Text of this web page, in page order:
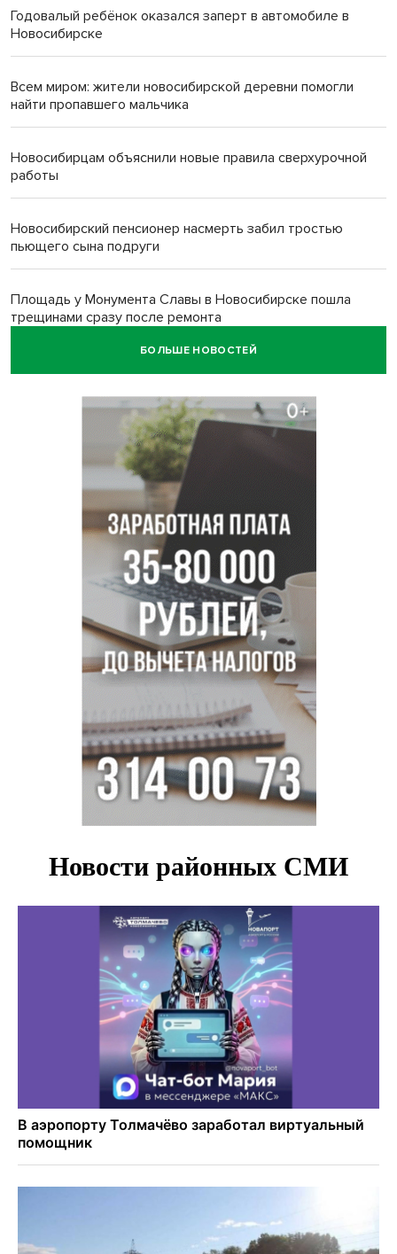
Годовалый ребёнок оказался заперт в автомобиле в
Новосибирске
Всем миром: жители новосибирской деревни помогли
найти пропавшего мальчика
Новосибирцам объяснили новые правила сверхурочной
работы
Новосибирский пенсионер насмерть забил тростью
пьющего сына подруги
Площадь у Монумента Славы в Новосибирске пошла
трещинами сразу после ремонта
БОЛЬШЕ НОВОСТЕЙ